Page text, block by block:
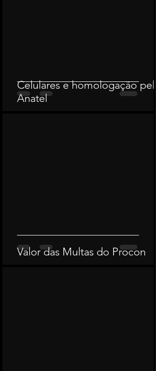
Celulares e homologação pela
Anatel
Valor das Multas do Procon